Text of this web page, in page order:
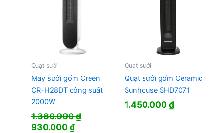
Quạt sưởi
Máy sưởi gốm Creen
CR-H28DT công suất
2000W
1.380.000₫
Giá
930.000₫Giá
Quạt sưởi
Quạt sưởi gốm Ceramic
Sunhouse SHD7071
1.450.000₫